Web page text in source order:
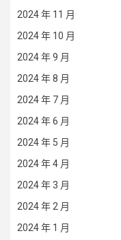
2024 年 11 月
2024 年 10 月
2024 年 9 月
2024 年 8 月
2024 年 7 月
2024 年 6 月
2024 年 5 月
2024 年 4 月
2024 年 3 月
2024 年 2 月
2024 年 1 月